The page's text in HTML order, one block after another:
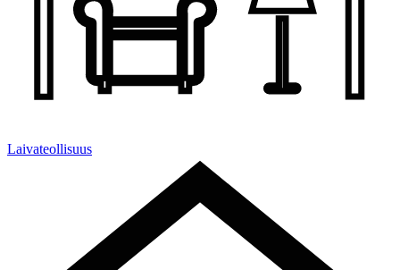
Laivateollisuus